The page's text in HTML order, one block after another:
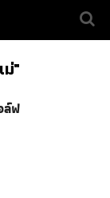
"
ล์ฟ